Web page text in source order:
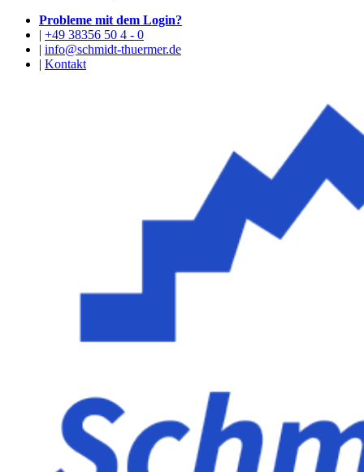
Probleme mit dem Login?
| +49 38356 50 4 - 0
| info@schmidt-thuermer.de
| Kontakt